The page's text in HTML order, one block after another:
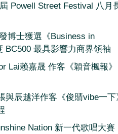
Powell Street Festival 八月
博士獲選《Business in
BC500 最具影響力商界領袖
Lai赖嘉晟 作客《穎音楓報
與辰越洋作客《俊䝼vibe一下
Nation 新一代歌唱大賽